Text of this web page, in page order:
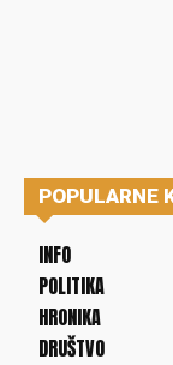
POPULARNE
INFO
POLITIKA
HRONIKA
DRUŠTVO